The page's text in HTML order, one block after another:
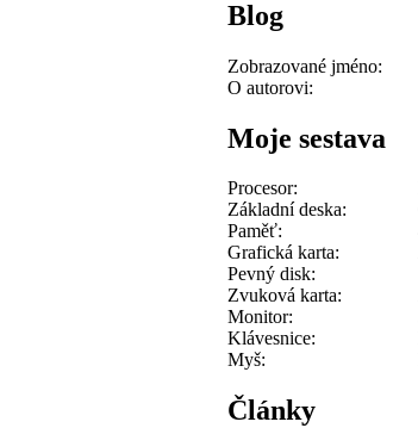
Blog
Zobrazované jméno:
O autorovi:
Moje sestava
Procesor:
Základní deska:
Paměť:
Grafická karta:
Pevný disk:
Zvuková karta:
Monitor:
Klávesnice:
Myš:
Články